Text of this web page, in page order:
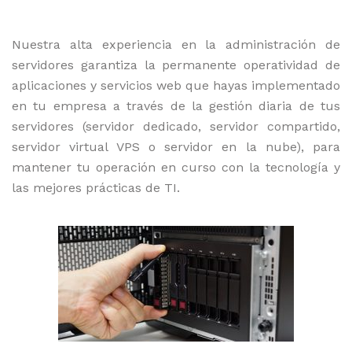
Nuestra alta experiencia en la administración de
servidores garantiza la permanente operatividad de
aplicaciones y servicios web que hayas implementado
en tu empresa a través de la gestión diaria de tus
servidores (servidor dedicado, servidor compartido,
servidor virtual VPS o servidor en la nube), para
mantener tu operación en curso con la tecnología y
las mejores prácticas de TI.